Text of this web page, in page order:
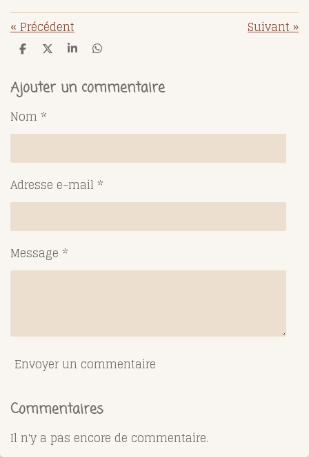
« Précédent Suivant »
P
t
a
e
r
P
t
a
r
P
t
a
r
P
t
a
r
Ajouter un commentaire
Nom *
Adresse e-mail *
Message *
Envoyer un commentaire
Commentaires
Il n'y a pas encore de commentaire.